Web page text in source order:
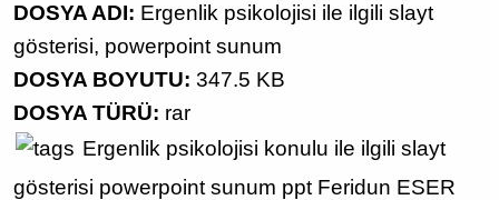
DOSYA ADI: Ergenlik psikolojisi ile ilgili slayt
gösterisi, powerpoint sunum
DOSYA BOYUTU: 347.5 KB
DOSYA TÜRÜ: rar
Ergenlik psikolojisi konulu ile ilgili slayt
gösterisi powerpoint sunum ppt Feridun ESER